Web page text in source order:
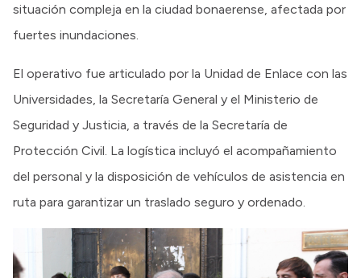
situación compleja en la ciudad bonaerense, afectada por
fuertes inundaciones.
El operativo fue articulado por la Unidad de Enlace con las
Universidades, la Secretaría General y el Ministerio de
Seguridad y Justicia, a través de la Secretaría de
Protección Civil. La logística incluyó el acompañamiento
del personal y la disposición de vehículos de asistencia en
ruta para garantizar un traslado seguro y ordenado.